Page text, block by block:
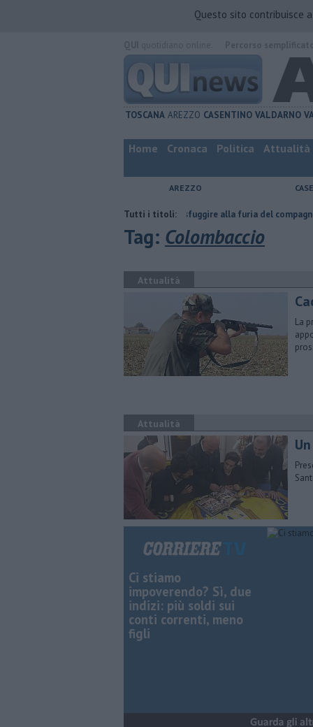
Questo sito contribuisce
TOSCANA AREZZO CASENTINO VALDARNO
Home Cronaca Politica Attualità
AREZZO
Tutti i titoli:
Nascosta in un bar per sfuggire alla furia del compagno
Tag: Colombaccio
Attualità
La
Attualità
Ci stiamo
impoverendo? Sì, due
indizi: più soldi sui
conti correnti, meno
figli